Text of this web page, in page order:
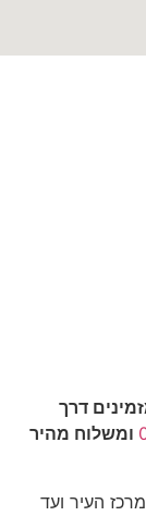
דרך
מהיר
העיר ועד